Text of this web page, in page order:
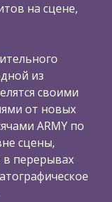
на сцене,
из
своими
от новых
ARMY по
сцены,
в перерывах